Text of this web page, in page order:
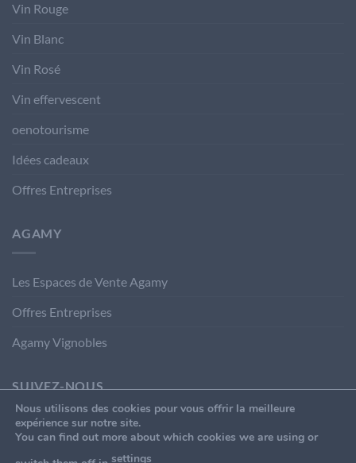
Vin Rouge
Vin Blanc
Vin Rosé
Vin effervescent
oenotourisme
Idées cadeaux
Offres Entreprises
AGAMY
Les Espaces de Vente Agamy
Offres Entreprises
Agamy Vignobles
SUIVEZ-NOUS
Nous utilisons des cookies pour vous offrir la meilleure
expérience sur notre site.
You can find out more about which cookies we are using or
settings